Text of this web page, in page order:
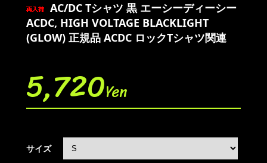
AC/DC Tシャツ 黒 エーシーディーシー
ACDC, HIGH VOLTAGE BLACKLIGHT
(GLOW) 正規品 ACDC ロックTシャツ関連
5,720Yen
サイズ